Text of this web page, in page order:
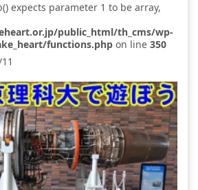
expects parameter 1 to be array,
public_html/th_cms/wp-
functions.php on line 350